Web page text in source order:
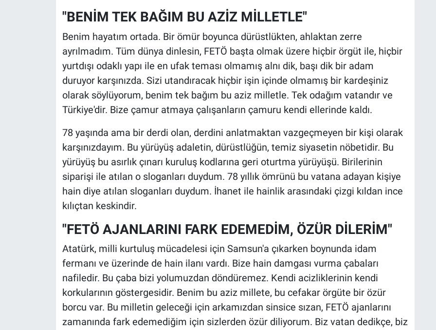
"BENİM TEK BAĞIM BU AZİZ MİLLETLE"
Benim hayatım ortada. Bir ömür boyunca dürüstlükten, ahlaktan zerre
ayrılmadım. Tüm dünya dinlesin, FETÖ başta olmak üzere hiçbir örgüt ile, hiçbir
yurtdışı odaklı yapı ile en ufak teması olmamış alnı dik, başı dik bir adam
duruyor karşınızda. Sizi utandıracak hiçbir işin içinde olmamış bir kardeşiniz
olarak söylüyorum, benim tek bağım bu aziz milletle. Tek odağım vatandır ve
Türkiye'dir. Bize çamur atmaya çalışanların çamuru kendi ellerinde kaldı.
78 yaşında ama bir derdi olan, derdini anlatmaktan vazgeçmeyen bir kişi olarak
karşınızdayım. Bu yürüyüş adaletin, dürüstlüğün, temiz siyasetin nöbetidir. Bu
yürüyüş bu asırlık çınarı kuruluş kodlarına geri oturtma yürüyüşü. Birilerinin
siparişi ile atılan o sloganları duydum. 78 yıllık ömrünü bu vatana adayan kişiye
hain diye atılan sloganları duydum. İhanet ile hainlik arasındaki çizgi kıldan ince
kılıçtan keskindir.
"FETÖ AJANLARINI FARK EDEMEDİM, ÖZÜR DİLERİM"
Atatürk, milli kurtuluş mücadelesi için Samsun'a çıkarken boynunda idam
fermanı ve üzerinde de hain ilanı vardı. Bize hain damgası vurma çabaları
nafiledir. Bu çaba bizi yolumuzdan döndüremez. Kendi acizliklerinin kendi
korkularının göstergesidir. Benim bu aziz millete, bu cefakar örgüte bir özür
borcu var. Bu milletin geleceği için arkamızdan sinsice sızan, FETÖ ajanlarını
zamanında fark edemediğim için sizlerden özür diliyorum. Biz vatan dedikçe, biz